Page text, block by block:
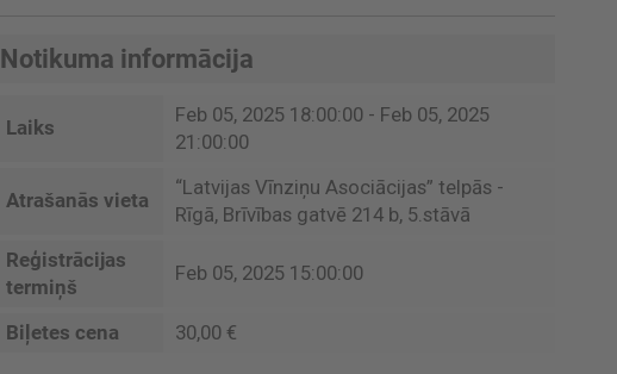
Notikuma informācija
Laiks
Feb 05, 2025 18:00:00 - Feb 05, 2025
21:00:00
Atrašanās vieta
“Latvijas Vīnziņu Asociācijas” telpās -
Rīgā, Brīvības gatvē 214 b, 5.stāvā
Reģistrācijas
termiņš
Feb 05, 2025 15:00:00
Biļetes cena 30,00 €